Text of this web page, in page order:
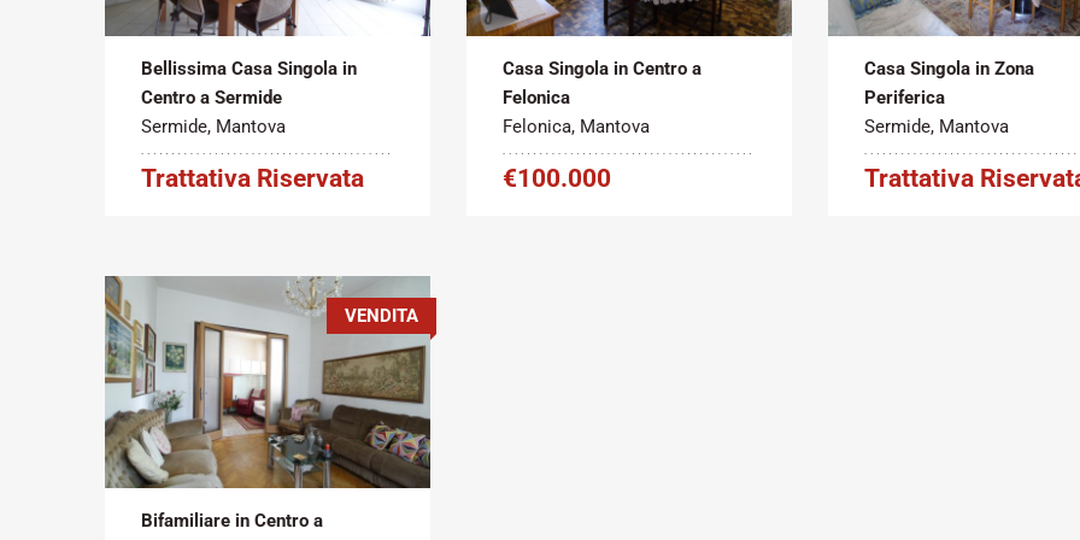
Vendita 180 m2
Bellissima Casa Singola in
Centro a Sermide
Sermide, Mantova
Trattativa Riservata
Vendita 180 m2
Casa Singola in Centro a
Felonica
Felonica, Mantova
€100.000
Vendita 250 m2
Casa Singola in Zona
Periferica
Sermide, Mantova
Trattativa
Tipo
contratto:
Vendita
Metratura
Commerciale:
210 m2
VENDITA
Bifamiliare in Centro a